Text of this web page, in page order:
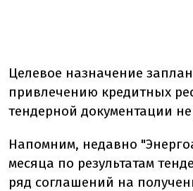
Целевое назначение
привлечению кредитных
тендерной документации
Напомним, недавно
месяца по результатам
ряд соглашений на